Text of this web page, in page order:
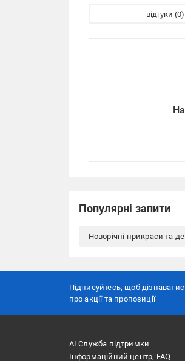
відгуки
Популярні запити
Новорічні прикраси та
Підписуйтесь, щоб
про акції та пропозиції
АІ Служба підтримки
Інформаційний центр, FAQ